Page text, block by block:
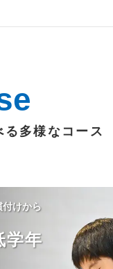
る多様なコース
付けから
学年